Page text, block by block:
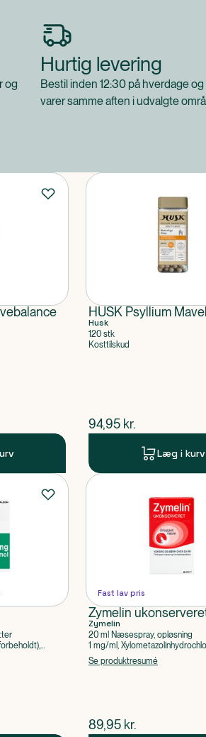
og
Hurtig levering
Bestil inden 12:30 på hverdage
varer samme aften i udvalgte
HUSK Psyllium
Husk
120 stk
Kosttilskud
$nuværende pris
94,95 kr.
Læg i kurv
Fast lav pris
Zymelin
Zymelin
20 ml Næsespray, opløsning
1 mg/ml,
Se produktresumé
$nuværende pris
89,95 kr.